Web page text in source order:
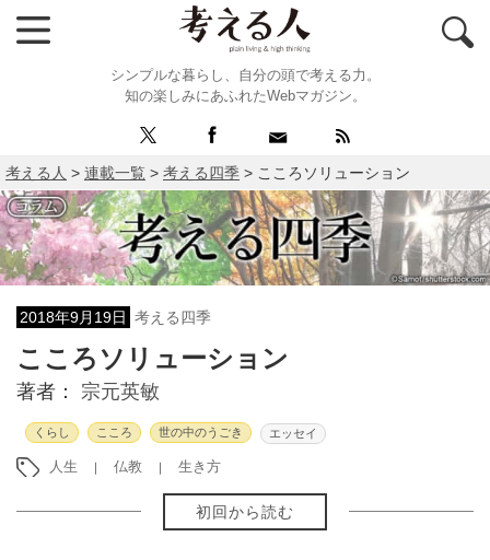
シンプルな暮らし、自分の頭で考える力。
知の楽しみにあふれたWebマガジン。
考える人 > 連載一覧 > 考える四季 > こころソリューション
2018年9月19日 考える四季
こころソリューション
著者： 宗元英敏
くらし こころ 世の中のうごき エッセイ
人生 仏教 生き方
初回から読む